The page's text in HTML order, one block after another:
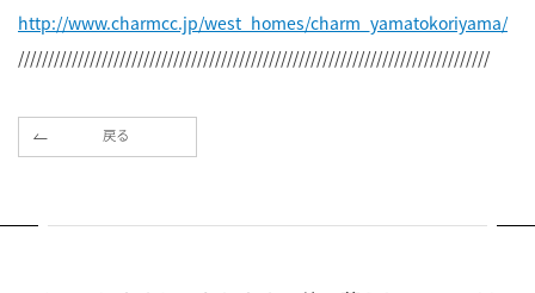
http://www.charmcc.jp/west_homes/charm_yamatokoriyama/
///////////////////////////////////////////////////////////////////////////////
戻る